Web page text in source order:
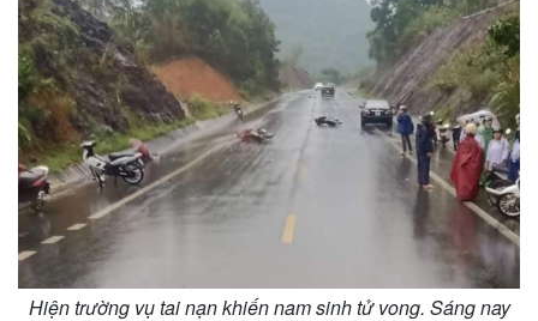
Hiện trường vụ tai nạn khiến nam sinh tử vong. Sáng nay